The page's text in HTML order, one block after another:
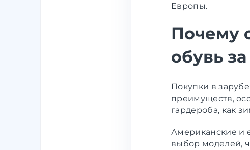
Европы.
Почему
обувь
Покупки в
преимуществ,
гардероба, как
Американские и
выбор моделей,